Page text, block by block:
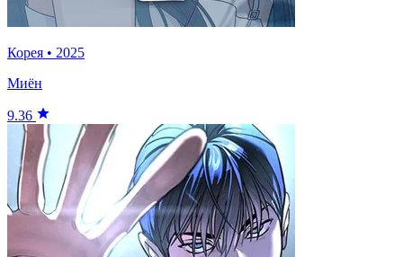
Корея • 2025
Миён
9.36